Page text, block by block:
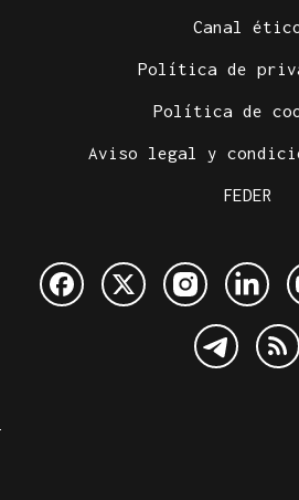
Canal
Política de
Política de
Aviso legal y
FEDER